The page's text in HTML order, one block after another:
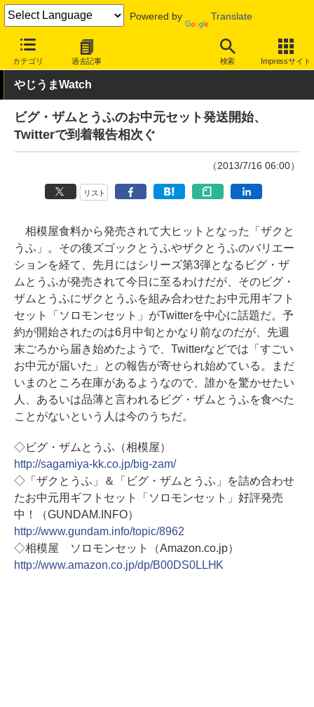
Powered by Translate
カテゴリ 過去記事 検索 Impressサイト
INTERNET Watch トピック
やじうまWatch
ビグ・ザムとうふのお中元セット発送開始、
Twitterで到着報告相次ぐ
（2013/7/16 06:00）
リスト
相模屋食料から発売されて大ヒットとなった「ザクと
うふ」。その後ズゴックとうふやザクとうふのバリエー
ションを経て、先月にはシリーズ第3弾となるビグ・ザ
ムとうふが発売されて今日に至るわけだが、そのビグ・
ザムとうふにザクとうふを組み合わせたお中元用ギフト
セット「ソロモンセット」がTwitterを中心に話題だ。予
約が開始されたのは6月中旬とかなり前なのだが、先週
末ごろから届き始めたようで、Twitterなどでは「すごい
お中元が届いた」との報告が寄せられ始めている。まだ
いまのところ在庫があるようなので、誰かを驚かせたい
人、あるいは品薄と言われるビグ・ザムとうふを食べた
ことがないという人は今のうちだ。
◇ビグ・ザムとうふ（相模屋）
http://sagamiya-kk.co.jp/big-zam/
◇「ザクとうふ」＆「ビグ・ザムとうふ」を詰め合わせ
たお中元用ギフトセット「ソロモンセット」好評発売
中！（GUNDAM.INFO）
http://www.gundam.info/topic/8962
◇相模屋 ソロモンセット（Amazon.co.jp）
http://www.amazon.co.jp/dp/B00DS0LLHK